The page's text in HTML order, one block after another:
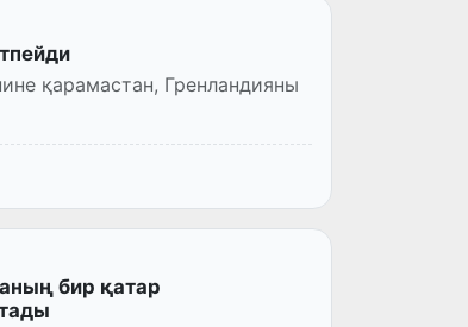
қарамастан, Гренландияны
бир қатар